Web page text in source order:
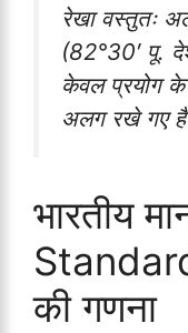
रेखा वस्तुतः
(82°30′ पू.
केवल प्रयोग
अलग रखे गए
भारतीय
की गणना